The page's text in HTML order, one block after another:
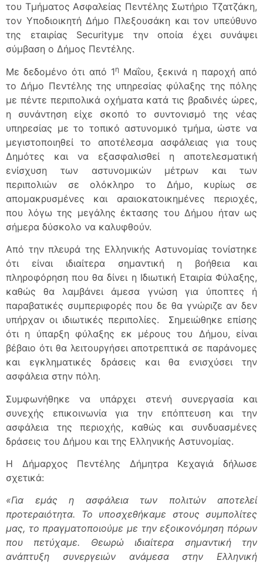
του Τμήματος Ασφαλείας Πεντέλης Σωτήριο Τζατζάκη,
τον Υποδιοικητή Δήμο Πλεξουσάκη και τον υπεύθυνο
της εταιρίας Securityμε την οποία έχει συνάψει
σύμβαση ο Δήμος Πεντέλης.
Με δεδομένο ότι από 1η Μαΐου, ξεκινά η παροχή από
το Δήμο Πεντέλης της υπηρεσίας φύλαξης της πόλης
με πέντε περιπολικά οχήματα κατά τις βραδινές ώρες,
η συνάντηση είχε σκοπό το συντονισμό της νέας
υπηρεσίας με το τοπικό αστυνομικό τμήμα, ώστε να
μεγιστοποιηθεί το αποτέλεσμα ασφάλειας για τους
Δημότες και να εξασφαλισθεί η αποτελεσματική
ενίσχυση των αστυνομικών μέτρων και των
περιπολιών σε ολόκληρο το Δήμο, κυρίως σε
απομακρυσμένες και αραιοκατοικημένες περιοχές,
που λόγω της μεγάλης έκτασης του Δήμου ήταν ως
σήμερα δύσκολο να καλυφθούν.
Από την πλευρά της Ελληνικής Αστυνομίας τονίστηκε
ότι είναι ιδιαίτερα σημαντική η βοήθεια και
πληροφόρηση που θα δίνει η Ιδιωτική Εταιρία Φύλαξης,
καθώς θα λαμβάνει άμεσα γνώση για ύποπτες ή
παραβατικές συμπεριφορές που δε θα γνώριζε αν δεν
υπήρχαν οι ιδιωτικές περιπολίες. Σημειώθηκε επίσης
ότι η ύπαρξη φύλαξης εκ μέρους του Δήμου, είναι
βέβαιο ότι θα λειτουργήσει αποτρεπτικά σε παράνομες
και εγκληματικές δράσεις και θα ενισχύσει την
ασφάλεια στην πόλη.
Συμφωνήθηκε να υπάρχει στενή συνεργασία και
συνεχής επικοινωνία για την επόπτευση και την
ασφάλεια της περιοχής, καθώς και συνδυασμένες
δράσεις του Δήμου και της Ελληνικής Αστυνομίας.
Η Δήμαρχος Πεντέλης Δήμητρα Κεχαγιά δήλωσε
σχετικά:
«Για εμάς η ασφάλεια των πολιτών αποτελεί
προτεραιότητα. Το υποσχεθήκαμε στους συμπολίτες
μας, το πραγματοποιούμε με την εξοικονόμηση πόρων
που πετύχαμε. Θεωρώ ιδιαίτερα σημαντική την
ανάπτυξη συνεργειών ανάμεσα στην Ελληνική